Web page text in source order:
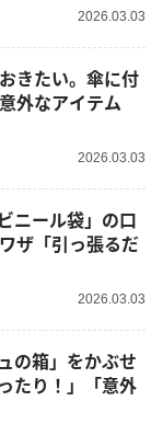
2026.03.03
きたい。傘に付
外なアイテム
2026.03.03
ニール袋」の口
ザ「引っ張るだ
2026.03.03
の箱」をかぶせ
たり！」「意外